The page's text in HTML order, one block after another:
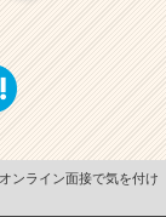
オンライン面接で気を付け